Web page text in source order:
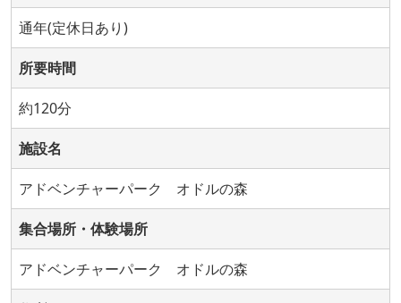
通年(定休日あり)
所要時間
約120分
施設名
アドベンチャーパーク オドルの森
集合場所・体験場所
アドベンチャーパーク オドルの森